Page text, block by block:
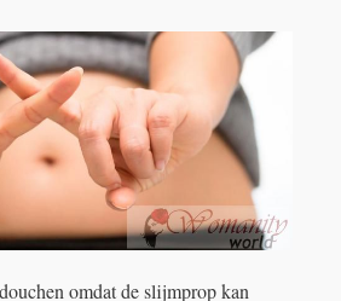
omdat de slijmprop kan